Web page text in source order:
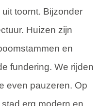
toornt. Bijzonder
Huizen zijn
en
fundering. We rijden
even pauzeren. Op